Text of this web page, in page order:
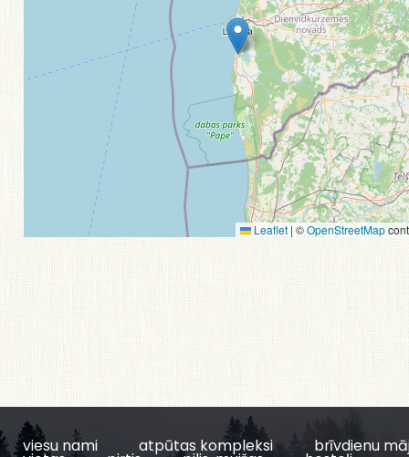
Leaflet | ©OpenStreetMap
viesu nami atpūtas kompleksi brīvdienu